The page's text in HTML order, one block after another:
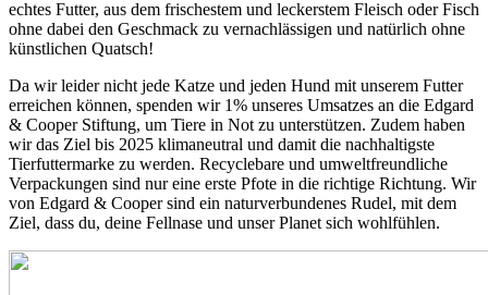
echtes Futter, aus dem frischestem und leckerstem Fleisch oder Fisch
ohne dabei den Geschmack zu vernachlässigen und natürlich ohne
künstlichen Quatsch!
Da wir leider nicht jede Katze und jeden Hund mit unserem Futter
erreichen können, spenden wir 1% unseres Umsatzes an die Edgard
& Cooper Stiftung, um Tiere in Not zu unterstützen. Zudem haben
wir das Ziel bis 2025 klimaneutral und damit die nachhaltigste
Tierfuttermarke zu werden. Recyclebare und umweltfreundliche
Verpackungen sind nur eine erste Pfote in die richtige Richtung. Wir
von Edgard & Cooper sind ein naturverbundenes Rudel, mit dem
Ziel, dass du, deine Fellnase und unser Planet sich wohlfühlen.